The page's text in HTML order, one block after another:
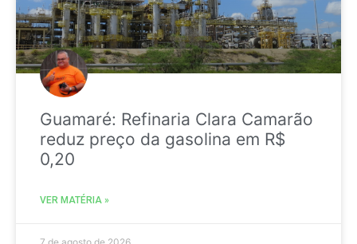
Guamaré: Refinaria Clara Camarão
reduz preço da gasolina em R$
0,20
VER MATÉRIA »